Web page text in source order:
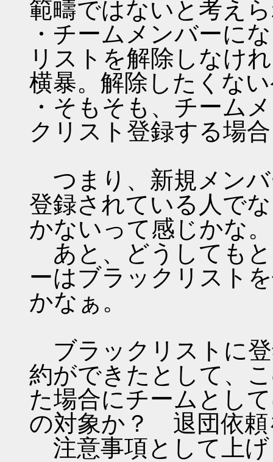
範疇ではないと考え
・チームメンバーに
リストを解除しなけ
横暴。解除したくな
・そもそも、チーム
クリスト登録する場
つまり、新規メン
登録されている人で
かないって感じかな。
あと、どうしても
ーはブラックリスト
かなぁ。
ブラックリストに
約ができたとして、
た場合にチームとし
の対象か？ 退団依頼
注意事項として上